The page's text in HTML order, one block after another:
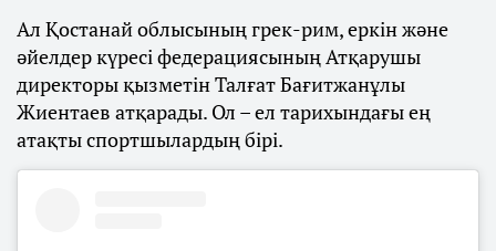
Ал Қостанай облысының грек-рим, еркін және
әйелдер күресі федерациясының Атқарушы
директоры қызметін Талғат Бағитжанұлы
Жиентаев атқарады. Ол – ел тарихындағы ең
атақты спортшылардың бірі.